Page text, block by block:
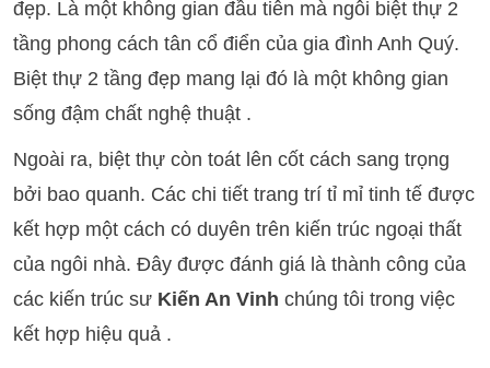
đẹp. Là một không gian đầu tiên mà ngôi biệt thự 2
tầng phong cách tân cổ điển của gia đình Anh Quý.
Biệt thự 2 tầng đẹp mang lại đó là một không gian
sống đậm chất nghệ thuật .
Ngoài ra, biệt thự còn toát lên cốt cách sang trọng
bởi bao quanh. Các chi tiết trang trí tỉ mỉ tinh tế được
kết hợp một cách có duyên trên kiến trúc ngoại thất
của ngôi nhà. Đây được đánh giá là thành công của
các kiến trúc sư Kiến An Vinh chúng tôi trong việc
kết hợp hiệu quả .